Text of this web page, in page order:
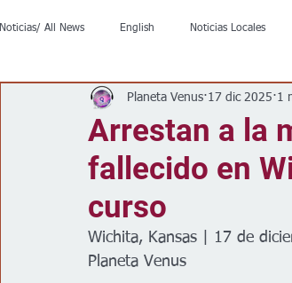
Noticias/ All News English Noticias Locales
Inmigración Crimen Negocios
Clima Vivienda
Espectáculos
Arrestan a la
fallecido en
curso
Planeta Venus 17 dic 2025 1
Wichita, Kansas | 17 de
Planeta Venus